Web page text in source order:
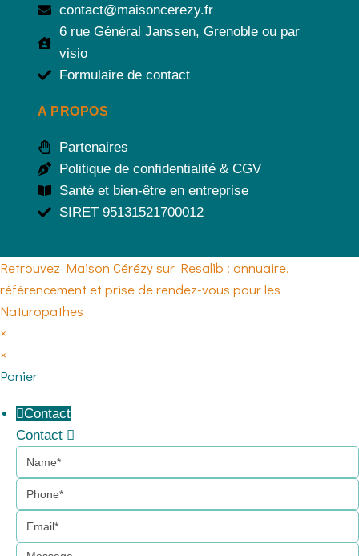
contact@maisoncerezy.fr
6 rue Général Janssen, Grenoble ou par
visio
Formulaire de contact
A PROPOS
Partenaires
Politique de confidentialité & CGV
Santé et bien-être en entreprise
SIRET 95131521700012
Retrouvez Maison Cérézy sur Resalib : annuaire,
référencement et prise de rendez-vous pour les
Naturopathes
×
×
Panier
Contact
Contact
Name
Phone
Email
Message